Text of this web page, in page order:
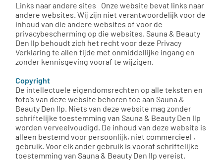
Links naar andere sites Onze website bevat links naar
andere websites. Wij zijn niet verantwoordelijk voor de
inhoud van die andere websites of voor de
privacybescherming op die websites. Sauna & Beauty
Den Ilp behoudt zich het recht voor deze Privacy
Verklaring te allen tijde met onmiddellijke ingang en
zonder kennisgeving vooraf te wijzigen.
Copyright
De intellectuele eigendomsrechten op alle teksten en
foto’s van deze website behoren toe aan Sauna &
Beauty Den Ilp. Niets van deze website mag zonder
schriftelijke toestemming van Sauna & Beauty Den Ilp
worden verveelvoudigd. De inhoud van deze website is
alleen bestemd voor persoonlijk, niet commercieel ,
gebruik. Voor elk ander gebruik is vooraf schriftelijke
toestemming van Sauna & Beauty Den Ilp vereist.